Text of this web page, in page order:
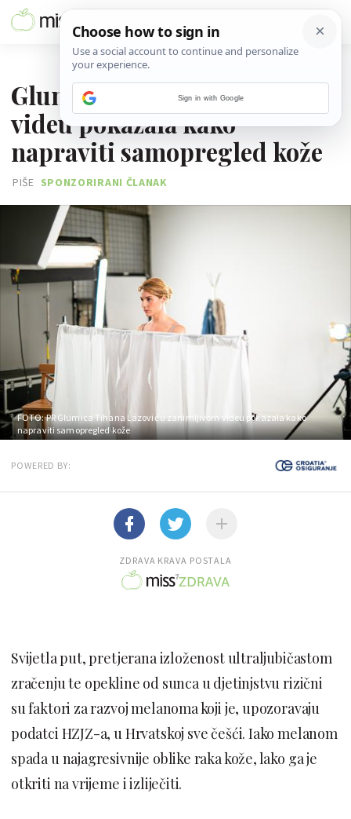
Glumica Tihana Lazović u
videu pokazala kako
napraviti samopregled kože
PIŠE SPONZORIRANI ČLANAK
FOTO: PR Glumica Tihana Lazović u zanimljivom videu pokazala kako
napraviti samopregled kože
POWERED BY:
ZDRAVA KRAVA POSTALA
Svijetla put, pretjerana izloženost ultraljubičastom
zračenju te opekline od sunca u djetinjstvu rizični
su faktori za razvoj melanoma koji je, upozoravaju
podatci HZJZ-a, u Hrvatskoj sve češći. Iako melanom
spada u najagresivnije oblike raka kože, lako ga je
otkriti na vrijeme i izliječiti.
Sign in with Google